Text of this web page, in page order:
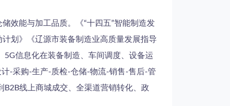
效能与加工品质。《“十四五”智能制造发
划》《辽源市装备制造业高质量发展指导
信息化在装备制造、车间调度、设备运
-采购-生产-质检-仓储-物流-销售-售后-管
线上商城成交、全渠道营销转化、政